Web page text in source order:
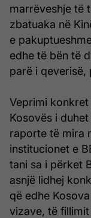
marrëveshje të
zbatuaka në
e
edhe të bën të
parë i qeverisë,
Veprimi
Kosovës i
raporte të mira
institucionet e
tani sa i përket
asnjë lidhej
që edhe
vizave, të